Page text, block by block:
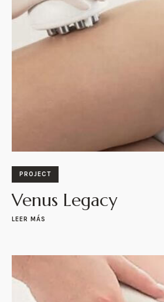
PROJECT
Venus Legacy
LEER MÁS